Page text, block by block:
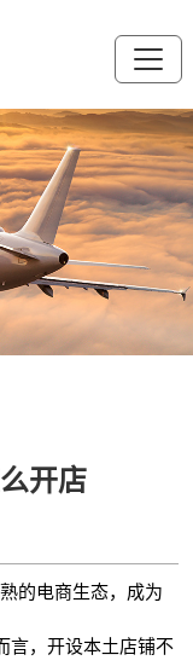
开店
的电商生态，成为
言，开设本土店铺不